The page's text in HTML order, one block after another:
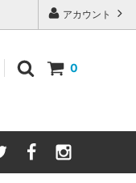
アカウント
0